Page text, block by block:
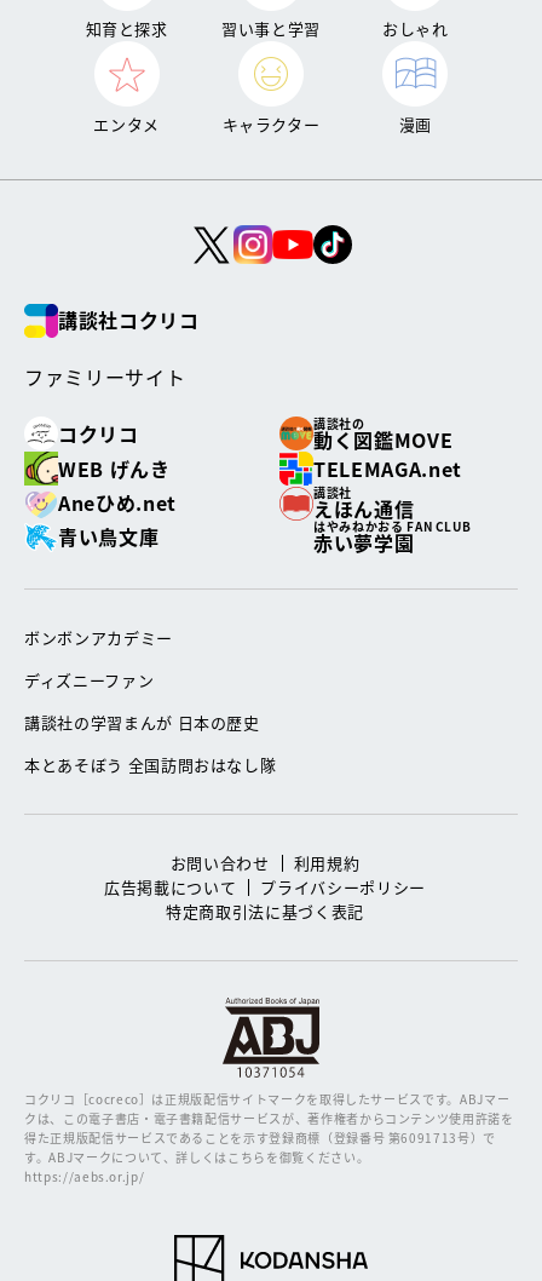
知育と探求 習い事と学習 おしゃれ
エンタメ キャラクター 漫画
講談社コクリコ
ファミリーサイト
コクリコ
講談社の
動く図鑑MOVE
WEB げんき
TELEMAGA.net
Aneひめ.net
講談社
えほん通信
青い鳥文庫
はやみねかおる FAN CLUB
赤い夢学園
ボンボンアカデミー
ディズニーファン
講談社の学習まんが 日本の歴史
本とあそぼう 全国訪問おはなし隊
お問い合わせ
利用規約
広告掲載について
プライバシーポリシー
特定商取引法に基づく表記
コクリコ［cocreco］は正規版配信サイトマークを取得したサービスです。ABJマー
クは、この電子書店・電子書籍配信サービスが、著作権者からコンテンツ使用許諾を
得た正規版配信サービスであることを示す登録商標（登録番号 第6091713号）で
す。ABJマークについて、詳しくはこちらを御覧ください。
https://aebs.or.jp/